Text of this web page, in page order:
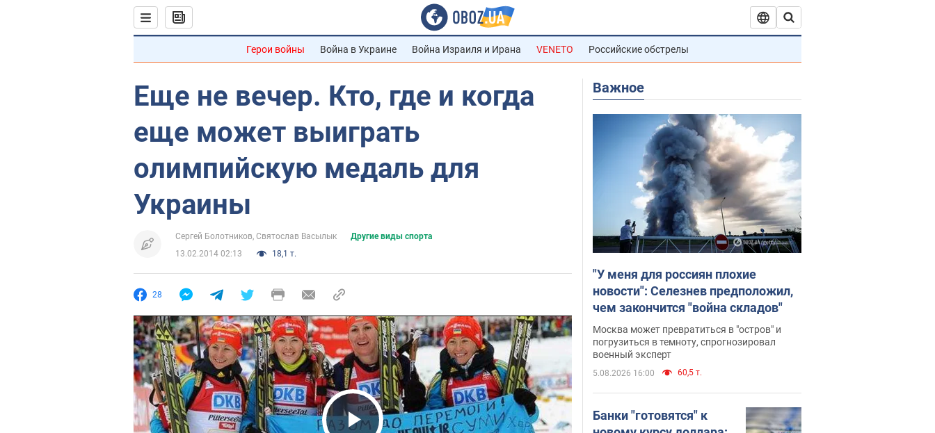
Герои войны Война в Украине Война Израиля и Ирана VENETO Российские обстрелы
Еще не вечер. Кто, где и когда
еще может выиграть
олимпийскую медаль для
Украины
Сергей Болотников Святослав Васылык
Другие виды спорта
13.02.2014 02:13
18,1 т.
28
Важное
"У меня для россиян плохие
новости": Селезнев предположил,
чем закончится "война складов"
Москва может превратиться в "остров" и
погрузиться в темноту, спрогнозировал
военный эксперт
5.08.2026 16:00 60,5 т.
Банки "готовятся" к